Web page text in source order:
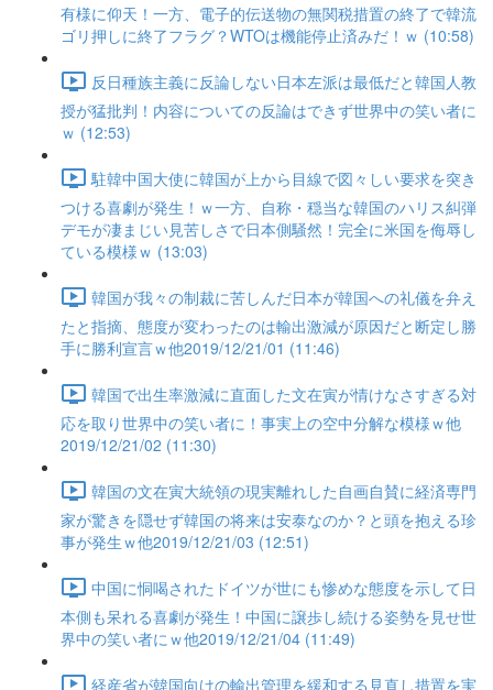
有様に仰天！一方、電子的伝送物の無関税措置の終了で韓流
ゴリ押しに終了フラグ？WTOは機能停止済みだ！ｗ (10:58)
反日種族主義に反論しない日本左派は最低だと韓国人教
授が猛批判！内容についての反論はできず世界中の笑い者に
ｗ (12:53)
駐韓中国大使に韓国が上から目線で図々しい要求を突き
つける喜劇が発生！ｗ一方、自称・穏当な韓国のハリス糾弾
デモが凄まじい見苦しさで日本側騒然！完全に米国を侮辱し
ている模様ｗ (13:03)
韓国が我々の制裁に苦しんだ日本が韓国への礼儀を弁え
たと指摘、態度が変わったのは輸出激減が原因だと断定し勝
手に勝利宣言ｗ他2019/12/21/01 (11:46)
韓国で出生率激減に直面した文在寅が情けなさすぎる対
応を取り世界中の笑い者に！事実上の空中分解な模様ｗ他
2019/12/21/02 (11:30)
韓国の文在寅大統領の現実離れした自画自賛に経済専門
家が驚きを隠せず韓国の将来は安泰なのか？と頭を抱える珍
事が発生ｗ他2019/12/21/03 (12:51)
中国に恫喝されたドイツが世にも惨めな態度を示して日
本側も呆れる喜劇が発生！中国に譲歩し続ける姿勢を見せ世
界中の笑い者にｗ他2019/12/21/04 (11:49)
経産省が韓国向けの輸出管理を緩和する見直し措置を実